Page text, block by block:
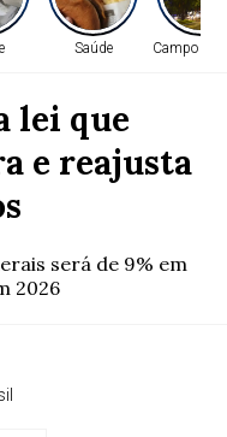
Saúde Campo
lei que
e reajusta
será de 9% em
2026